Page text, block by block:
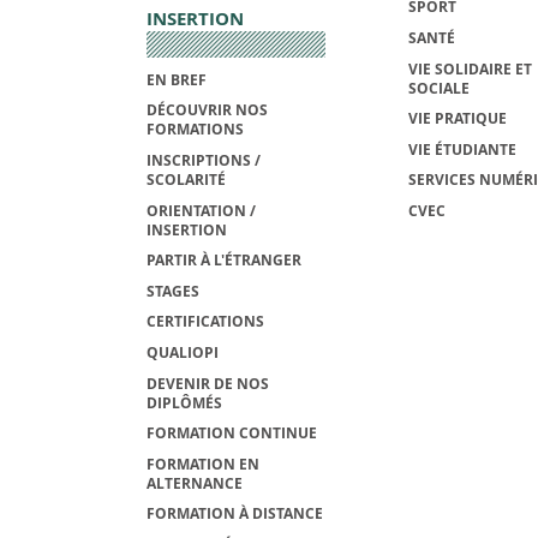
INSERTION
EN BREF
DÉCOUVRIR NOS
FORMATIONS
INSCRIPTIONS /
SCOLARITÉ
ORIENTATION /
INSERTION
PARTIR À L'ÉTRANGER
STAGES
CERTIFICATIONS
QUALIOPI
DEVENIR DE NOS
DIPLÔMÉS
FORMATION CONTINUE
FORMATION EN
ALTERNANCE
FORMATION À DISTANCE
SPORT
SANTÉ
VIE SOLIDAIRE ET
SOCIALE
VIE PRATIQUE
VIE ÉTUDIANTE
SERVICES
CVEC